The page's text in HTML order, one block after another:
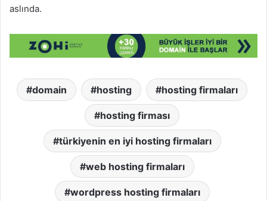
aslında.
domain hosting hosting firmaları
hosting firması
türkiyenin en iyi hosting firmaları
web hosting firmaları
wordpress hosting firmaları